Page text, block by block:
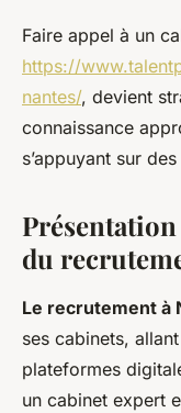
Faire appel à un
https://
nantes/, devient
connaissance
s’appuyant sur
du
Le recrutement à
ses cabinets,
plateformes
un cabinet expert